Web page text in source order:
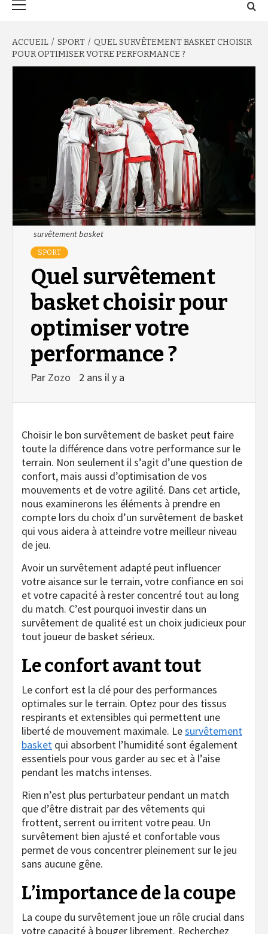
ACCUEIL SPORT
QUEL SURVÊTEMENT BASKET CHOISIR
POUR OPTIMISER VOTRE PERFORMANCE ?
survêtement basket
SPORT
Quel survêtement
basket choisir pour
optimiser votre
performance ?
Par Zozo 2 ans il y a
Choisir le bon survêtement de basket peut faire
toute la différence dans votre performance sur le
terrain. Non seulement il s’agit d’une question de
confort, mais aussi d’optimisation de vos
mouvements et de votre agilité. Dans cet article,
nous examinerons les éléments à prendre en
compte lors du choix d’un survêtement de basket
qui vous aidera à atteindre votre meilleur niveau
de jeu.
Avoir un survêtement adapté peut influencer
votre aisance sur le terrain, votre confiance en soi
et votre capacité à rester concentré tout au long
du match. C’est pourquoi investir dans un
survêtement de qualité est un choix judicieux pour
tout joueur de basket sérieux.
Le confort avant tout
Le confort est la clé pour des performances
optimales sur le terrain. Optez pour des tissus
respirants et extensibles qui permettent une
liberté de mouvement maximale. Lesurvêtement
basket qui absorbent l’humidité sont également
essentiels pour vous garder au sec et à l’aise
pendant les matchs intenses.
Rien n’est plus perturbateur pendant un match
que d’être distrait par des vêtements qui
frottent, serrent ou irritent votre peau. Un
survêtement bien ajusté et confortable vous
permet de vous concentrer pleinement sur le jeu
sans aucune gêne.
L’importance de la coupe
La coupe du survêtement joue un rôle crucial dans
votre capacité à bouger librement. Recherchez